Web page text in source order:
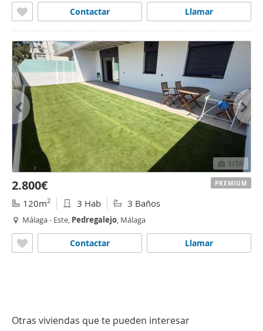
Llamar
Contactar
1/16
2.800€
120m2 3 Hab 3 Baños
Málaga - Este, Pedregalejo, Málaga
Llamar
Contactar
PREMIUM
Otras viviendas que te pueden interesar